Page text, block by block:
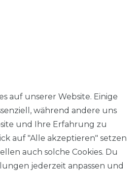
auf unserer Website. Einige
während andere uns
und Ihre Erfahrung zu
auf "Alle akzeptieren" setzen
auch solche Cookies. Du
jederzeit anpassen und
Mindestbestellwert von
die Versandkosten.Gilt nur
Deutschlands. Für den
gilt jeweils die reguläre